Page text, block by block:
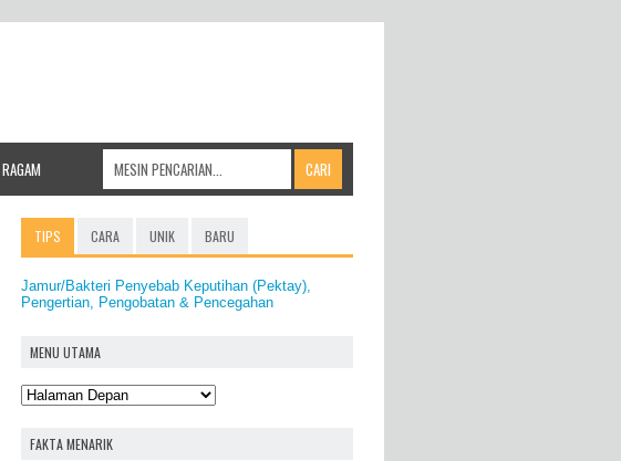
RAGAM
TIPS CARA UNIK BARU
Jamur/Bakteri Penyebab Keputihan (Pektay),
Pengertian, Pengobatan & Pencegahan
MENU UTAMA
FAKTA MENARIK